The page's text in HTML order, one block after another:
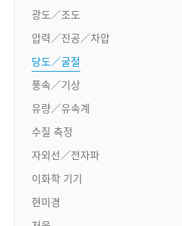
광도／조도
압력／진공／차압
당도／굴절
풍속／기상
유량／유속계
수질 측정
자외선／전자파
이화학 기기
현미경